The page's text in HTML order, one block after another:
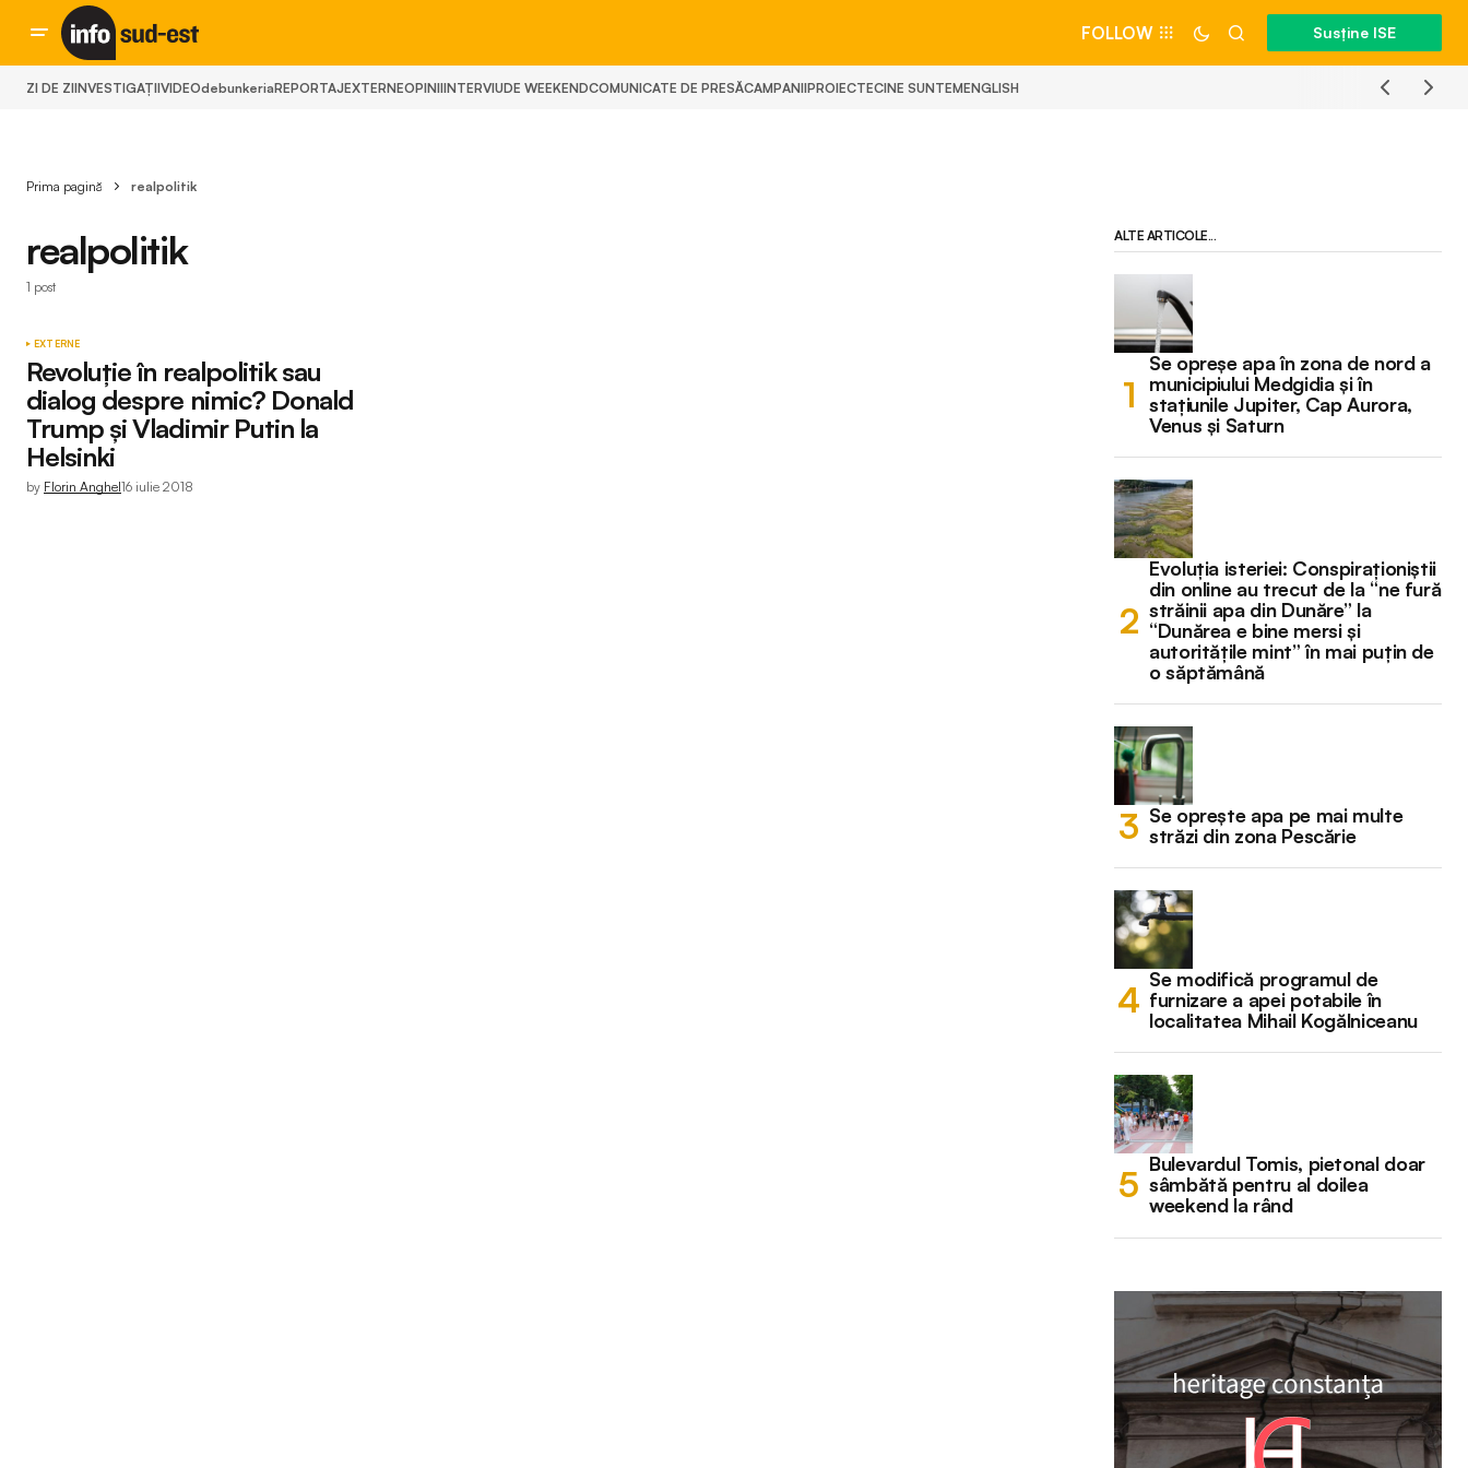
FOLLOW Susține ISE
ZI DE ZIINVESTIGAȚIIVIDEOdebunkeriaREPORTAJEXTERNEOPINIIINTERVIUDE WEEKENDCOMUNICATE DE PRESĂCAMPANIIPROIECTECINE SUNTEMENGLISH
Prima pagină realpolitik
realpolitik
1 post
EXTERNE
Revoluţie în realpolitik sau
dialog despre nimic? Donald
Trump şi Vladimir Putin la
Helsinki
by Florin Anghel16 iulie 2018
ALTE ARTICOLE...
Se opreșe apa în zona de nord a
municipiului Medgidia și în
stațiunile Jupiter, Cap Aurora,
Venus și Saturn
Evoluția isteriei: Conspiraționiștii
din online au trecut de la “ne fură
străinii apa din Dunăre” la
“Dunărea e bine mersi și
autoritățile mint” în mai puțin de
o săptămână
Se oprește apa pe mai multe
străzi din zona Pescărie
Se modifică programul de
furnizare a apei potabile în
localitatea Mihail Kogălniceanu
Bulevardul Tomis, pietonal doar
sâmbătă pentru al doilea
weekend la rând